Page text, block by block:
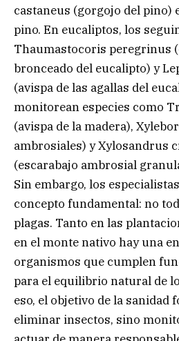
castaneus (gorgojo del pino)
pino. En eucaliptos, los
Thaumastocoris peregrinus
bronceado del eucalipto) y
(avispa de las agallas del
monitorean especies como
(avispa de la madera),
ambrosiales) y Xylosandrus
(escarabajo ambrosial
Sin embargo, los
concepto fundamental: no
plagas. Tanto en las
en el monte nativo hay una
organismos que cumplen
para el equilibrio natural de
eso, el objetivo de la sanidad
eliminar insectos, sino